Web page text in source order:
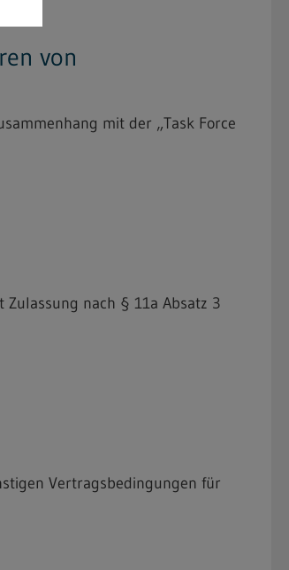
von
mit der „Task Force
nach § 11a Absatz 3
Vertragsbedingungen für